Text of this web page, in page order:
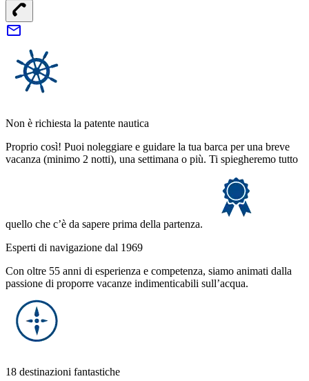
Non è richiesta la patente nautica
Proprio così! Puoi noleggiare e guidare la tua barca per una breve
vacanza (minimo 2 notti), una settimana o più. Ti spiegheremo tutto
quello che c’è da sapere prima della partenza.
Esperti di navigazione dal 1969
Con oltre 55 anni di esperienza e competenza, siamo animati dalla
passione di proporre vacanze indimenticabili sull’acqua.
18 destinazioni fantastiche